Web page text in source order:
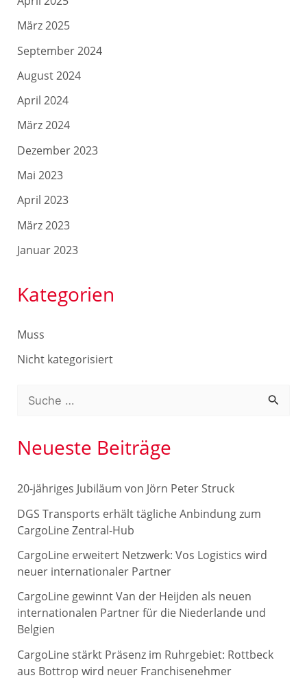
März 2025
September 2024
August 2024
April 2024
März 2024
Dezember 2023
Mai 2023
April 2023
März 2023
Januar 2023
Kategorien
Muss
Nicht kategorisiert
c
e
n
a
c
h
:
Neueste Beiträge
20-jähriges Jubiläum von Jörn Peter Struck
DGS Transports erhält tägliche Anbindung zum
CargoLine Zentral-Hub
CargoLine erweitert Netzwerk: Vos Logistics wird
neuer internationaler Partner
CargoLine gewinnt Van der Heijden als neuen
internationalen Partner für die Niederlande und
Belgien
CargoLine stärkt Präsenz im Ruhrgebiet: Rottbeck
aus Bottrop wird neuer Franchisenehmer